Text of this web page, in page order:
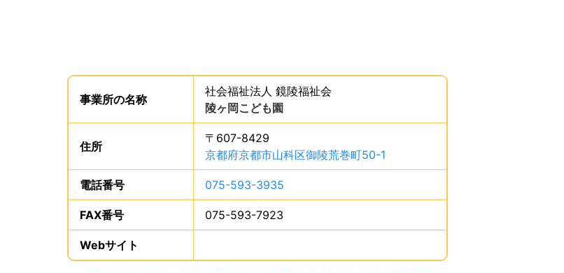
事業所の基礎データを読み上げます。
事業所の名称は、
社会福祉法人 鏡陵福祉会
陵ヶ岡こども園
住所
〒607-8429
京都府京都市山科区御陵荒巻町50-1
電話番号 075-593-3935
FAX番号 075-593-7923
Webサイト